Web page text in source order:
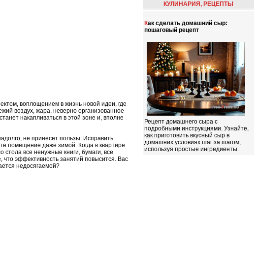
воплощением в жизнь новой идеи, где
воздух, жара, неверно организованное
накапливаться в этой зоне и, вполне
не принесет пользы. Исправить
помещение даже зимой. Когда в квартире
стола все ненужные книги, бумаги, все
эффективность занятий повысится. Вас
недосягаемой?
КУЛИНАРИЯ, РЕЦЕПТЫ
Как сделать домашний сыр:
пошаговый рецепт
Рецепт домашнего сыра с
подробными инструкциями. Узнайте,
как приготовить вкусный сыр в
домашних условиях шаг за шагом,
используя простые ингредиенты.